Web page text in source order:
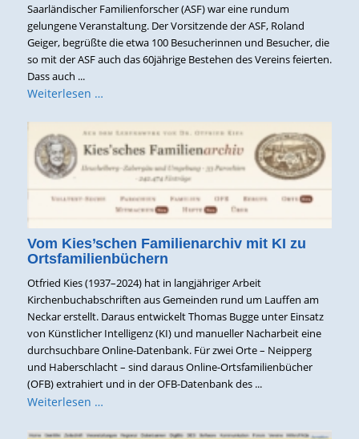
Saarländischer Familienforscher (ASF) war eine rundum
gelungene Veranstaltung. Der Vorsitzende der ASF, Roland
Geiger, begrüßte die etwa 100 Besucherinnen und Besucher, die
so mit der ASF auch das 60jährige Bestehen des Vereins feierten.
Dass auch ...
Weiterlesen …
Vom Kies’schen Familienarchiv mit KI zu
Ortsfamilienbüchern
Otfried Kies (1937–2024) hat in langjähriger Arbeit
Kirchenbuchabschriften aus Gemeinden rund um Lauffen am
Neckar erstellt. Daraus entwickelt Thomas Bugge unter Einsatz
von Künstlicher Intelligenz (KI) und manueller Nacharbeit eine
durchsuchbare Online-Datenbank. Für zwei Orte – Neipperg
und Haberschlacht – sind daraus Online-Ortsfamilienbücher
(OFB) extrahiert und in der OFB-Datenbank des ...
Weiterlesen …